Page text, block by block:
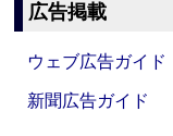
広告掲載
ウェブ広告ガイド
新聞広告ガイド